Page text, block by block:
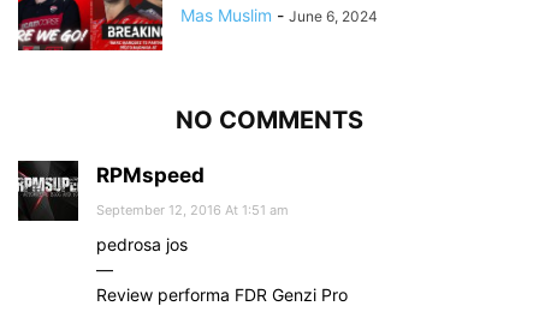
Mas Muslim - June 6, 2024
NO COMMENTS
RPMspeed
September 12, 2016 At 1:51 am
pedrosa jos
—
Review performa FDR Genzi Pro